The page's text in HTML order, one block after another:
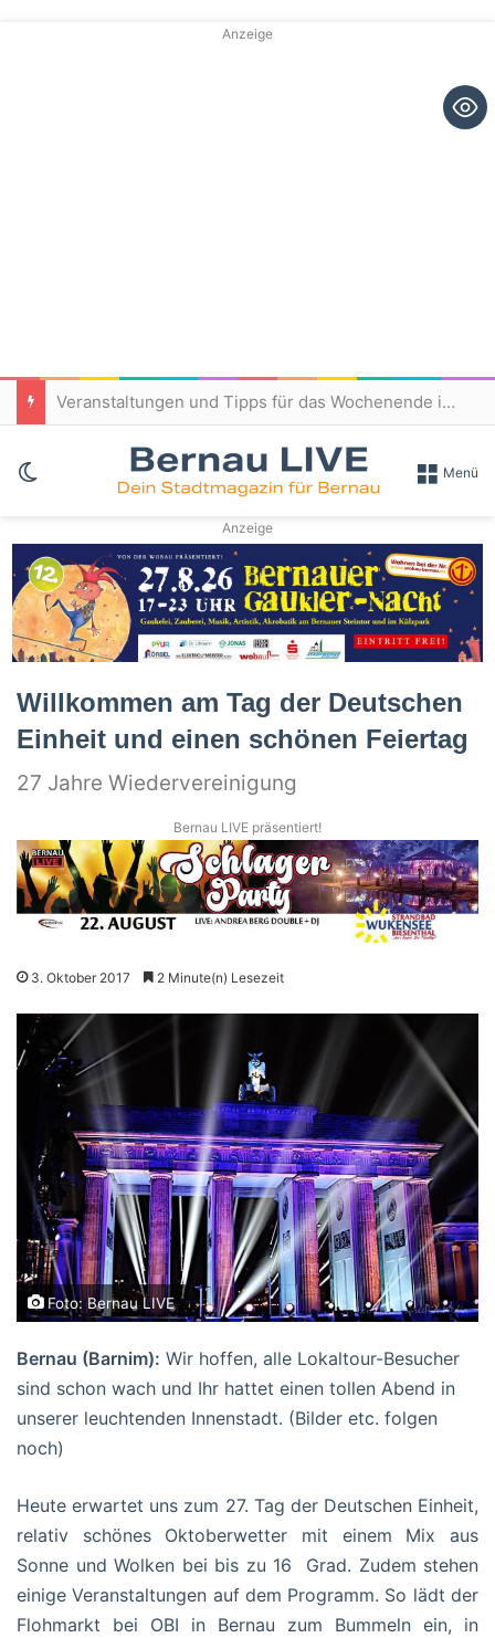
Anzeige
Veranstaltungen und Tipps für das Wochenende in und um Bernau
Skin umschalten Menü
Anzeige
Willkommen am Tag der Deutschen
Einheit und einen schönen Feiertag
27 Jahre Wiedervereinigung
Bernau LIVE präsentiert!
3. Oktober 2017 2 Minute(n) Lesezeit
Foto: Bernau LIVE
Bernau (Barnim): Wir hoffen, alle Lokaltour-Besucher
sind schon wach und Ihr hattet einen tollen Abend in
unserer leuchtenden Innenstadt. (Bilder etc. folgen
noch)
Heute erwartet uns zum 27. Tag der Deutschen Einheit,
relativ schönes Oktoberwetter mit einem Mix aus
Sonne und Wolken bei bis zu 16 Grad. Zudem stehen
einige Veranstaltungen auf dem Programm. So lädt der
Flohmarkt bei OBI in Bernau zum Bummeln ein, in